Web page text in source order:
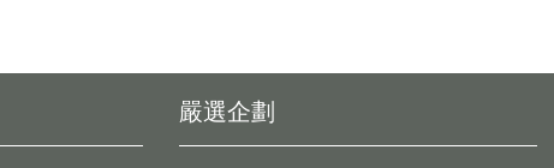
嚴選企劃